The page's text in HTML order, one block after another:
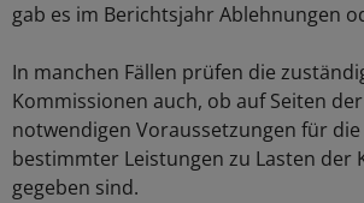
gab es im Berichtsjahr Ablehnungen
In manchen Fällen prüfen die
Kommissionen auch, ob auf Seiten
notwendigen Voraussetzungen für
bestimmter Leistungen zu Lasten der
gegeben sind.